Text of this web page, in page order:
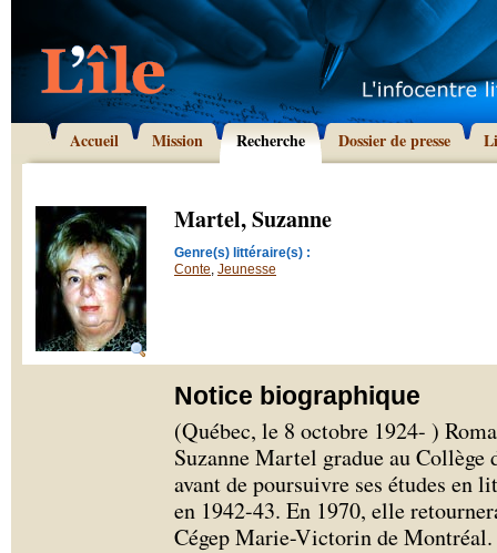
Accueil Mission Recherche Dossier de presse
Martel, Suzanne
Genre(s) littéraire(s) :
Conte, Jeunesse
Notice biographique
(Québec, le 8 octobre 1924- )
Suzanne Martel gradue au Collège
avant de poursuivre ses études en
en 1942-43. En 1970, elle
Cégep Marie-Victorin de Montréal.